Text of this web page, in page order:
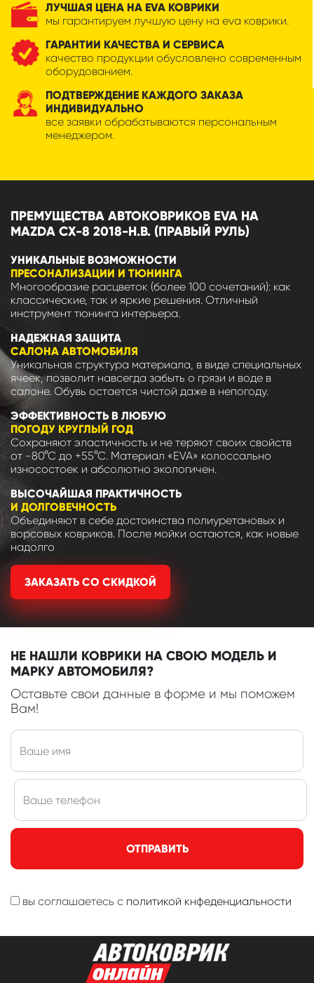
ЛУЧШАЯ ЦЕНА НА EVA КОВРИКИ
мы гарантируем лучшую цену на eva коврики.
ГАРАНТИИ КАЧЕСТВА И СЕРВИСА
качество продукции обусловлено современным
оборудованием.
ПОДТВЕРЖДЕНИЕ КАЖДОГО ЗАКАЗА
ИНДИВИДУАЛЬНО
все заявки обрабатываются персональным
менеджером.
ПРЕМУЩЕСТВА АВТОКОВРИКОВ EVA НА
MAZDA CX-8 2018-Н.В. (ПРАВЫЙ РУЛЬ)
УНИКАЛЬНЫЕ ВОЗМОЖНОСТИ
ПРЕСОНАЛИЗАЦИИ И ТЮНИНГА
Многообразие расцветок (более 100 сочетаний): как
классические, так и яркие решения. Отличный
инструмент тюнинга интерьера.
НАДЕЖНАЯ ЗАЩИТА
САЛОНА АВТОМОБИЛЯ
Уникальная структура материала, в виде специальных
ячеек, позволит навсегда забыть о грязи и воде в
салоне. Обувь остается чистой даже в непогоду.
ЭФФЕКТИВНОСТЬ В ЛЮБУЮ
ПОГОДУ КРУГЛЫЙ ГОД
Сохраняют эластичность и не теряют своих свойств
от -80°С до +55°С. Материал «EVA» колоссально
износостоек и абсолютно экологичен.
ВЫСОЧАЙШАЯ ПРАКТИЧНОСТЬ
И ДОЛГОВЕЧНОСТЬ
Объединяют в себе достоинства полиуретановых и
ворсовых ковриков. После мойки остаются, как новые
надолго
ЗАКАЗАТЬ СО СКИДКОЙ
НЕ НАШЛИ КОВРИКИ НА СВОЮ МОДЕЛЬ И
МАРКУ АВТОМОБИЛЯ?
Оставьте свои данные в форме и мы поможем
Вам!
ОТПРАВИТЬ
вы соглашаетесь с политикой кнфеденциальности